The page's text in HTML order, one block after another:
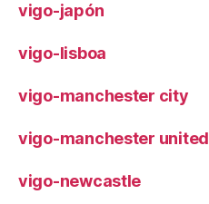
vigo-japón
vigo-lisboa
vigo-manchester city
vigo-manchester united
vigo-newcastle